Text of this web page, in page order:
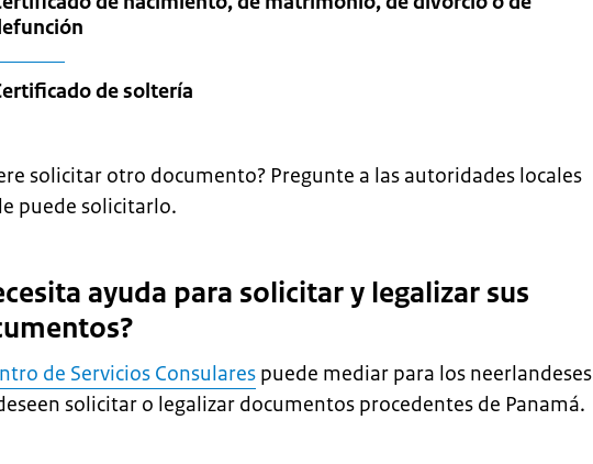
de soltería
solicitar otro documento? Pregunte a las autoridades locales
puede solicitarlo.
ayuda para solicitar y legalizar sus
de Servicios Consulares puede mediar para los neerlandeses
solicitar o legalizar documentos procedentes de Panamá.